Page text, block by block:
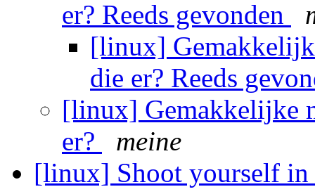
er? Reeds gevonden
[linux]
die er? Reeds
[linux] Gemakkelijke
er?
meine
[linux] Shoot yourself